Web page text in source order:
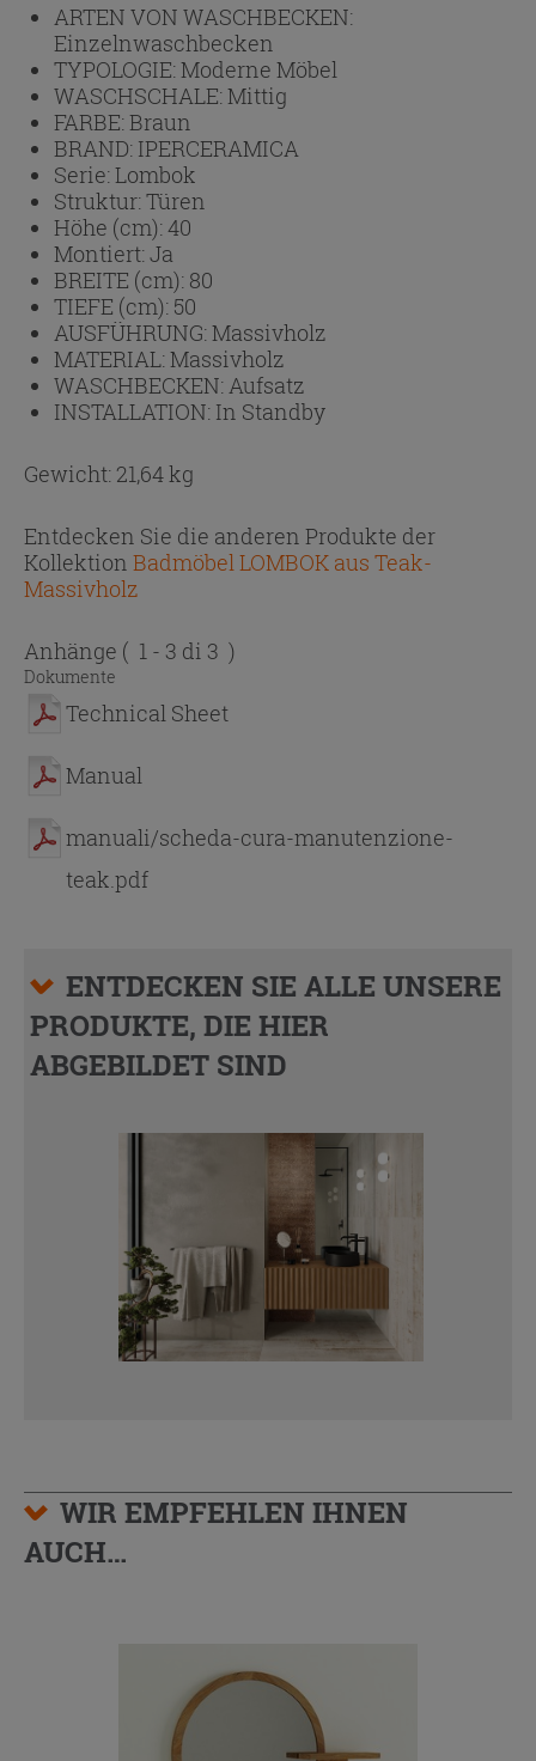
ARTEN VON WASCHBECKEN:
Einzelnwaschbecken
TYPOLOGIE:Moderne Möbel
WASCHSCHALE:Mittig
FARBE:Braun
BRAND: IPERCERAMICA
Serie:Lombok
Struktur:Türen
Höhe (cm):40
Montiert:Ja
BREITE (cm): 80
TIEFE (cm): 50
AUSFÜHRUNG:Massivholz
MATERIAL:Massivholz
WASCHBECKEN: Aufsatz
INSTALLATION: In Standby
Gewicht: 21,64 kg
Entdecken Sie die anderen Produkte der
Kollektion Badmöbel LOMBOK aus Teak-
Massivholz
Anhänge ( 1 - 3 di 3 )
Dokumente
Technical Sheet
Manual
manuali/scheda-cura-manutenzione-
teak.pdf
ENTDECKEN SIE ALLE UNSERE
PRODUKTE, DIE HIER
ABGEBILDET SIND
WIR EMPFEHLEN IHNEN
AUCH…